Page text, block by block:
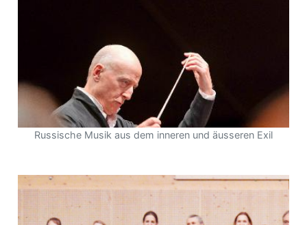
Russische Musik aus dem inneren und äusseren Exil